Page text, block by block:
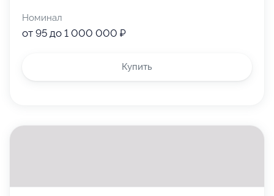
Номинал
от 95 до 1 000 000 ₽
Купить